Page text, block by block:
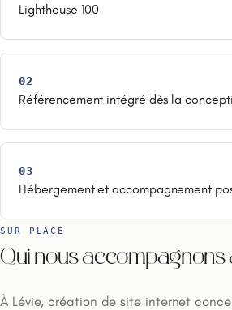
Lighthouse 100
02
Référencement intégré dès la
03
Hébergement et accompagnement
SUR PLACE
Qui nous accompagnons
À Lévie, création de site internet